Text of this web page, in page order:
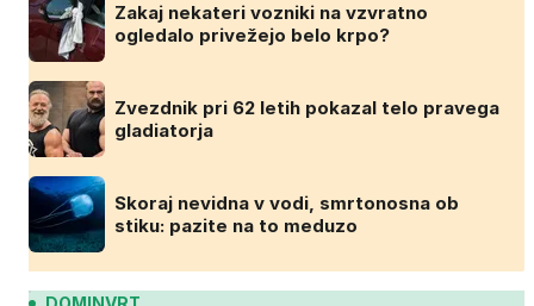
Zakaj nekateri vozniki na vzvratno
ogledalo privežejo belo krpo?
Zvezdnik pri 62 letih pokazal telo pravega
gladiatorja
Skoraj nevidna v vodi, smrtonosna ob
stiku: pazite na to meduzo